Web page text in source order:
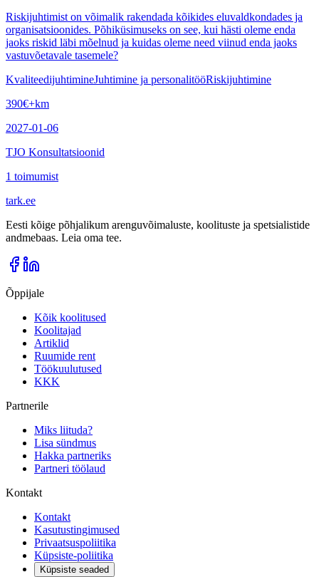
Riskijuhtimist on võimalik rakendada kõikides eluvaldkondades ja
organisatsioonides. Põhiküsimuseks on see, kui hästi oleme enda
jaoks riskid läbi mõelnud ja kuidas oleme need viinud enda jaoks
vastuvõetavale tasemele?
KvaliteedijuhtimineJuhtimine ja personalitööRiskijuhtimine
390€+km
2027-01-06
TJO Konsultatsioonid
1 toimumist
tark.ee
Eesti kõige põhjalikum arenguvõimaluste, koolituste ja spetsialistide
andmebaas. Leia oma tee.
Õppijale
Kõik koolitused
Koolitajad
Artiklid
Ruumide rent
Töökuulutused
KKK
Partnerile
Miks liituda?
Lisa sündmus
Hakka partneriks
Partneri töölaud
Kontakt
Kontakt
Kasutustingimused
Privaatsuspoliitika
Küpsiste-poliitika
Küpsiste seaded